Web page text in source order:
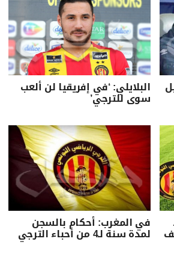
البلايلي: ‘في إفريقيا لن ألعب
سوى للترجي’
في المغرب: أحكام بالسجن
لمدة سنة لـ4 من أحباء الترجي